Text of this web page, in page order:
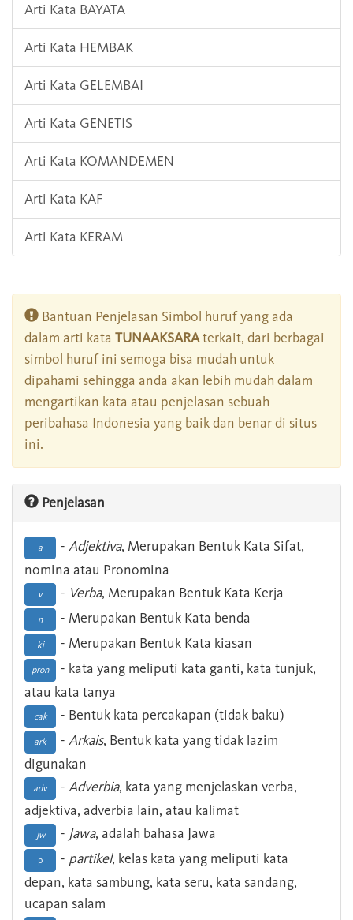
Arti Kata BAYATA
Arti Kata HEMBAK
Arti Kata GELEMBAI
Arti Kata GENETIS
Arti Kata KOMANDEMEN
Arti Kata KAF
Arti Kata KERAM
Bantuan Penjelasan Simbol huruf yang ada
dalam arti kata TUNAAKSARAterkait, dari berbagai
simbol huruf ini semoga bisa mudah untuk
dipahami sehingga anda akan lebih mudah dalam
mengartikan kata atau penjelasan sebuah
peribahasa Indonesia yang baik dan benar di situs
ini.
Penjelasan
a - Adjektiva, Merupakan Bentuk Kata Sifat,
nomina atau Pronomina
v - Verba, Merupakan Bentuk Kata Kerja
n - Merupakan Bentuk Kata benda
ki - Merupakan Bentuk Kata kiasan
pron
- kata yang meliputi kata ganti, kata tunjuk,
atau kata tanya
cak - Bentuk kata percakapan (tidak baku)
ark - Arkais, Bentuk kata yang tidak lazim
digunakan
adv - Adverbia, kata yang menjelaskan verba,
adjektiva, adverbia lain, atau kalimat
Jw - Jawa, adalah bahasa Jawa
p - partikel, kelas kata yang meliputi kata
depan, kata sambung, kata seru, kata sandang,
ucapan salam